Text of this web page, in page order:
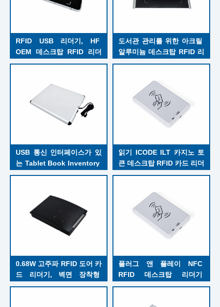
RFID USB 리더기, HF
OEM 데스크탑 RFID 리더
기 및 안테나 통합
도서관 관리를 위한 아크릴
알루미늄 데스크탑 RFID 리
더
USB 통신 인터페이스가 있
는 Tablet Book Inventory
Library RFID 리더
읽기 ICODE ILT 카지노 토
큰 데스크탑 RFID 카드 리더
기 ISO18000-3M3 RFID 카
0.68W 고주파 RFID 도어 카
드 리더기, 벽면 장착형
RFID 카드 리더기, 출근 체
플러그 앤 플레이 NFC
RFID 데스크탑 리더기
ISO14443A/B ISO15693